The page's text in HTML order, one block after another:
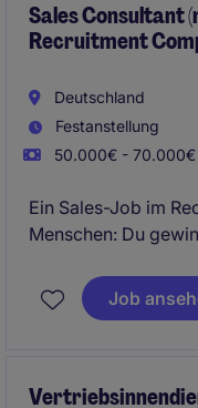
gesamten
Sales Consultant
Recruitment
Deutschland
Festanstellung
50.000€ - 70.000€
Ein Sales-Job im
Menschen: Du
Unternehmen mit
zusammen.
Job